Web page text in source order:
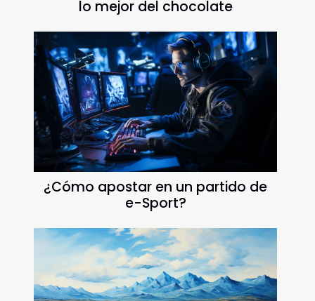
lo mejor del chocolate
¿Cómo apostar en un partido de
e-Sport?